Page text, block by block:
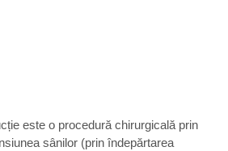
este o procedură chirurgicală prin
sânilor (prin îndepărtarea